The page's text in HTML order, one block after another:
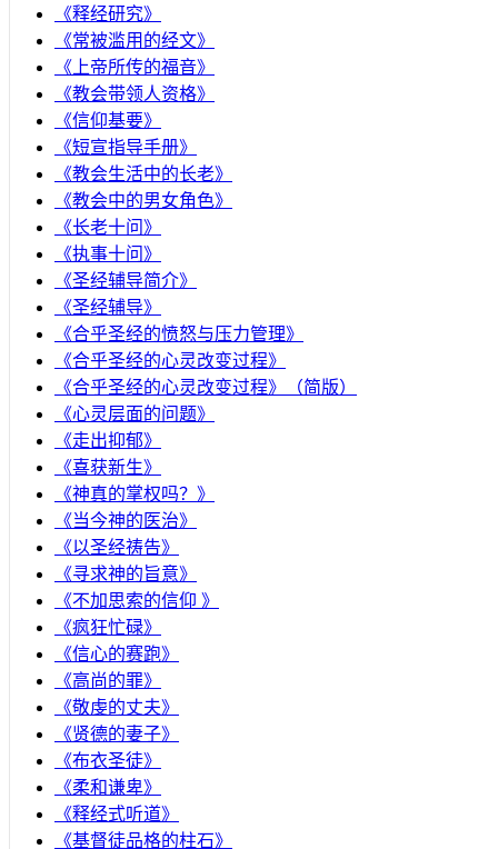
《释经研究》
《常被滥用的经文》
《上帝所传的福音》
《教会带领人资格》
《信仰基要》
《短宣指导手册》
《教会生活中的长老》
《教会中的男女角色》
《长老十问》
《执事十问》
《圣经辅导简介》
《圣经辅导》
​《合乎圣经的愤怒与压力管理》
《合乎圣经的心灵改变过程》
《合乎圣经的心灵改变过程》（简版）
《心灵层面的问题》
《走出抑郁》
《喜获新生》
《神真的掌权吗？》
《当今神的医治》
《以圣经祷告》
《寻求神的旨意》
《不加思索的信仰 》
《疯狂忙碌》
《信心的赛跑》
《高尚的罪》
《敬虔的丈夫》
《贤德的妻子》
《布衣圣徒》
《柔和谦卑》
《释经式听道》
《基督徒品格的柱石》